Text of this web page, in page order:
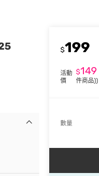
$199
活動
價
$149
件商品))
數量